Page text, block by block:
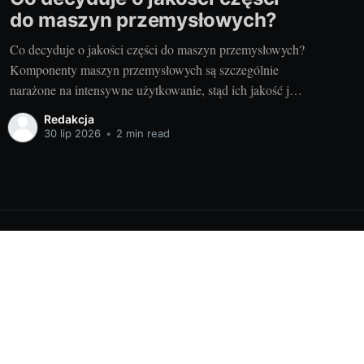
do maszyn przemysłowych?
Co decyduje o jakości części do maszyn przemysłowych?
Komponenty maszyn przemysłowych są szczególnie
narażone na intensywne użytkowanie, stąd ich jakość jest
kluczowa dla efektywności i niezawodności urządzeń. Są
to elementy, które muszą być niezawodne, odporne na
Redakcja
30 lip 2026 • 2 min read